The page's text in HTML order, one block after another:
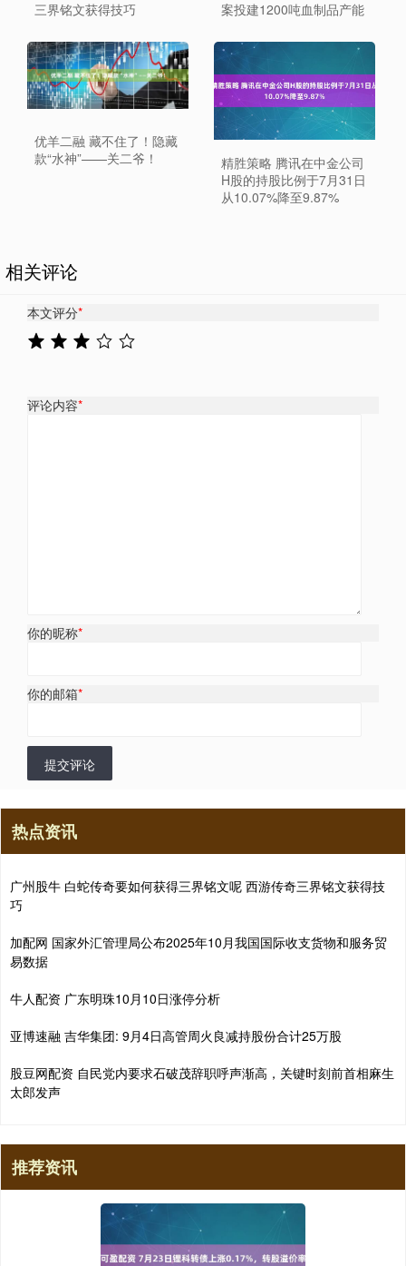
三界铭文获得技巧
案投建1200吨血制品产能
优羊二融 藏不住了！隐藏
款“水神”——关二爷！
精胜策略 腾讯在中金公司
H股的持股比例于7月31日
从10.07%降至9.87%
相关评论
本文评分*
评论内容*
你的昵称*
你的邮箱*
提交评论
热点资讯
广州股牛 白蛇传奇要如何获得三界铭文呢 西游传奇三界铭文获得技
巧
加配网 国家外汇管理局公布2025年10月我国国际收支货物和服务贸
易数据
牛人配资 广东明珠10月10日涨停分析
亚博速融 吉华集团: 9月4日高管周火良减持股份合计25万股
股豆网配资 自民党内要求石破茂辞职呼声渐高，关键时刻前首相麻生
太郎发声
推荐资讯